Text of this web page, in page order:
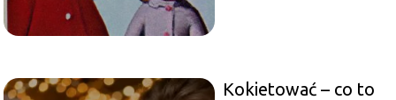
Kokietować – co to